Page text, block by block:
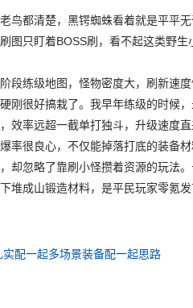
鸟都清楚，黑锷蜘蛛看着就是平平
图只盯着BOSS刷，看不起这类野
段练级地图，怪物密度大，刷新速
刚很好搞栽了。我早年练级的时候
效率远超一截单打独斗，升级速度
率很良心，不仅能掉落打底的装备
却忽略了靠刷小怪攒着资源的玩法
堆成山锻造材料，是平民玩家零氪
配一起多场景装备配一起思路